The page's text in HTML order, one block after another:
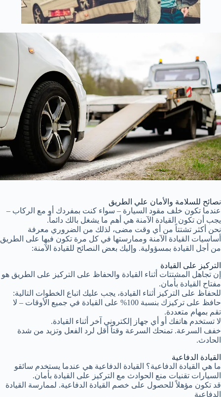
نصائح للسلامة والأمان علي الطريق
عندما تكون خلف مقود السيارة – سواء كنت بمفردك أو مع الركاب –
يجب أن تكون القيادة الآمنة هي أهم ما يشغل بالك دائماً.
نحن أكثر تشتتاً من أي وقت مضى، لذلك من الضروري معرفة
أساسيات القيادة الآمنة وممارستها في كل مرة تكون فيها على الطريق
من أجل القيادة بمسؤولية. وإليك بعض النصائح للقيادة الآمنة:
التركيز على القيادة
إن تجاهل المشتتات أثناء القيادة والحفاظ على التركيز على الطريق هو
مفتاح القيادة بأمان.
للحفاظ على التركيز أثناء القيادة، يجب عليك اتباع الخطوات التالية:
حافظ على تركيزك بنسبة 100% على القيادة في جميع الأوقات – لا
تقم بمهام متعددة.
لا تستخدم هاتفك أو أي جهاز إلكتروني آخر أثناء القيادة.
خفف السرعة. تمنحك السرعة وقتاً أقل لرد الفعل وتزيد من شدة
الحادث.
القيادة الدفاعية
ما هي القيادة الدفاعية؟ القيادة الدفاعية هي عندما يستخدم سائقو
السيارات تقنيات منع الحوادث مع التركيز على القيادة بأمان.
قد تكون مؤهلاً للحصول على خصم القيادة الدفاعية. لممارسة القيادة
الدفاعية